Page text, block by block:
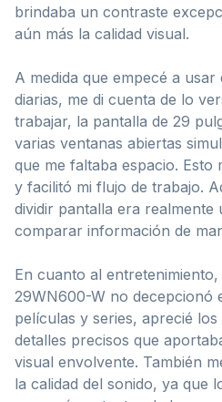
brindaba un contraste
aún más la calidad visual.
A medida que empecé a
diarias, me di cuenta de lo
trabajar, la pantalla de 29
varias ventanas abiertas
que me faltaba espacio. Esto
y facilitó mi flujo de trabajo.
dividir pantalla era
comparar información de
En cuanto al
29WN600-W no decepcionó
películas y series, aprecié
detalles precisos que
visual envolvente. También
la calidad del sonido, ya que